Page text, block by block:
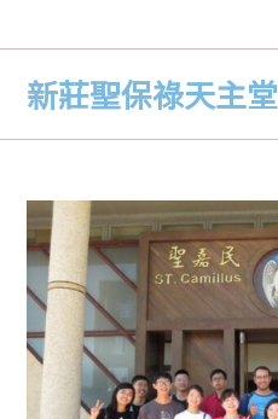
新莊聖保祿天主堂